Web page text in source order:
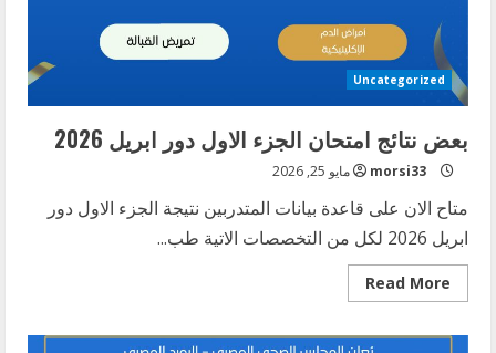
Uncategorized
بعض نتائج امتحان الجزء الاول دور ابريل 2026
morsi33 مايو 25, 2026
متاح الان على قاعدة بيانات المتدربين نتيجة الجزء الاول دور
ابريل 2026 لكل من التخصصات الاتية طب...
Read More
Read
more
نتائج